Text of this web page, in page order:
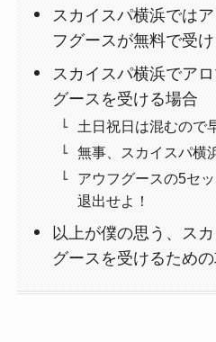
スカイスパ横浜では
フグースが無料で受け
スカイスパ横浜でア
グースを受ける場合
土日祝日は混むので
無事、スカイスパ横
アウフグースの5セ
退出せよ！
以上が僕の思う、ス
グースを受けるための